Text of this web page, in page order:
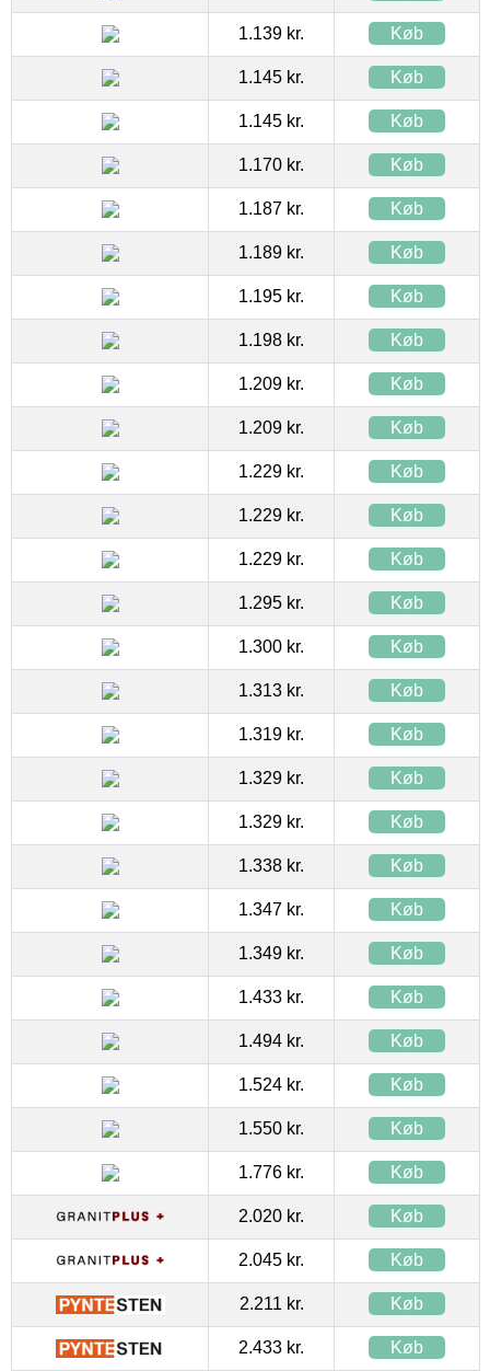
1.139 kr. Køb
1.145 kr. Køb
1.145 kr. Køb
1.170 kr. Køb
1.187 kr. Køb
1.189 kr. Køb
1.195 kr. Køb
1.198 kr. Køb
1.209 kr. Køb
1.209 kr. Køb
1.229 kr. Køb
1.229 kr. Køb
1.229 kr. Køb
1.295 kr. Køb
1.300 kr. Køb
1.313 kr. Køb
1.319 kr. Køb
1.329 kr. Køb
1.329 kr. Køb
1.338 kr. Køb
1.347 kr. Køb
1.349 kr. Køb
1.433 kr. Køb
1.494 kr. Køb
1.524 kr. Køb
1.550 kr. Køb
1.776 kr. Køb
2.020 kr. Køb
2.045 kr. Køb
2.211 kr. Køb
2.433 kr. Køb